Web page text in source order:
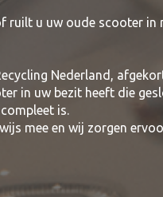
ruilt u uw oude scooter
Nederland,
in uw bezit heeft die
is.
mee en wij zorgen